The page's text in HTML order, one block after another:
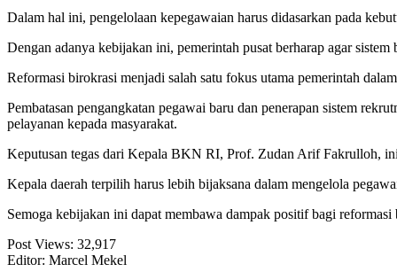
Dalam hal ini, pengelolaan kepegawaian harus didasarkan pada
Dengan adanya kebijakan ini, pemerintah pusat berharap agar
Reformasi birokrasi menjadi salah satu fokus utama pemerintah
Pembatasan pengangkatan pegawai baru dan penerapan sistem
pelayanan kepada masyarakat.
Keputusan tegas dari Kepala BKN RI, Prof. Zudan Arif Fakrulloh,
Kepala daerah terpilih harus lebih bijaksana dalam mengelola
Semoga kebijakan ini dapat membawa dampak positif bagi
Post Views: 32,917
Editor: Marcel Mekel